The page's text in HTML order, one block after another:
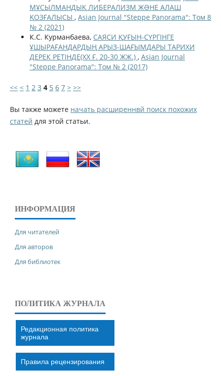
МҰСЫЛМАНДЫҚ ЛИБЕРАЛИЗМ ЖƏНЕ АЛАШ
ҚОЗҒАЛЫСЫ , Asian Journal "Steppe Panorama": Том 8
№ 2 (2021)
К.С. Курманбаева, САЯСИ ҚУҒЫН-СҮРГІНГЕ
ҰШЫРАҒАНДАРДЫҢ АРЫЗ-ШАҒЫМДАРЫ ТАРИХИ
ДЕРЕК РЕТІНДЕ(ХХ Ғ. 20-30 ЖЖ.) , Asian Journal
"Steppe Panorama": Том № 2 (2017)
<< < 1 2 3 4 5 6 7 > >>
Вы также можете начать расширеннвй поиск похожих
статей для этой статьи.
ИНФОРМАЦИЯ
Для читателей
Для авторов
Для библиотек
ПОЛИТИКА ЖУРНАЛА
Редакционная политика
журнала
Правила рецензирования